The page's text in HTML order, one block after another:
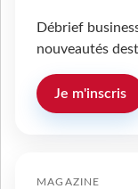
Débrief
nouveautés
Je m'inscris
MAGAZINE